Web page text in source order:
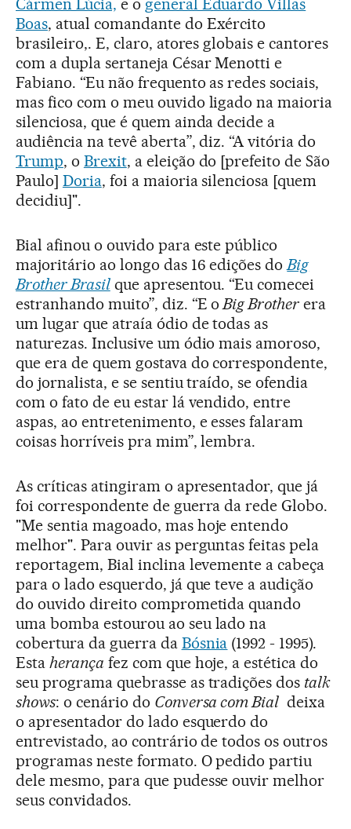
Cármen Lúcia, e o general Eduardo Villas
Boas, atual comandante do Exército
brasileiro,. E, claro, atores globais e cantores
com a dupla sertaneja César Menotti e
Fabiano. “Eu não frequento as redes sociais,
mas fico com o meu ouvido ligado na maioria
silenciosa, que é quem ainda decide a
audiência na tevê aberta”, diz. “A vitória do
Trump, o Brexit, a eleição do [prefeito de São
Paulo] Doria, foi a maioria silenciosa [quem
decidiu]".
Bial afinou o ouvido para este público
majoritário ao longo das 16 edições doBig
Brother Brasilque apresentou. “Eu comecei
estranhando muito”, diz. “E oBig Brother era
um lugar que atraía ódio de todas as
naturezas. Inclusive um ódio mais amoroso,
que era de quem gostava do correspondente,
do jornalista, e se sentiu traído, se ofendia
com o fato de eu estar lá vendido, entre
aspas, ao entretenimento, e esses falaram
coisas horríveis pra mim”, lembra.
As críticas atingiram o apresentador, que já
foi correspondente de guerra da rede Globo.
"Me sentia magoado, mas hoje entendo
melhor". Para ouvir as perguntas feitas pela
reportagem, Bial inclina levemente a cabeça
para o lado esquerdo, já que teve a audição
do ouvido direito comprometida quando
uma bomba estourou ao seu lado na
cobertura da guerra da Bósnia (1992 - 1995).
Esta herança fez com que hoje, a estética do
seu programa quebrasse as tradições dos talk
shows: o cenário do Conversa com Bial deixa
o apresentador do lado esquerdo do
entrevistado, ao contrário de todos os outros
programas neste formato. O pedido partiu
dele mesmo, para que pudesse ouvir melhor
seus convidados.